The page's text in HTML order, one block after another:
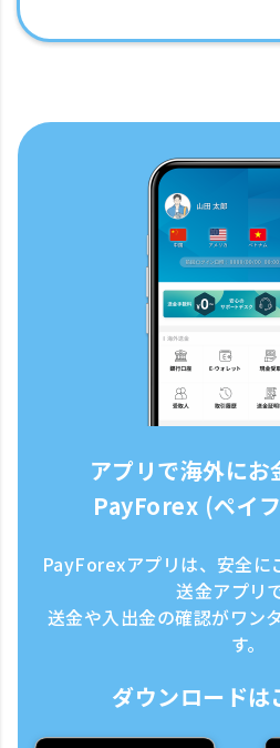
アプリで海外にお
PayForex (ペイ
PayForexアプリは、安全に
送金アプリで
送金や入出金の確認がワン
す。
ダウンロードは